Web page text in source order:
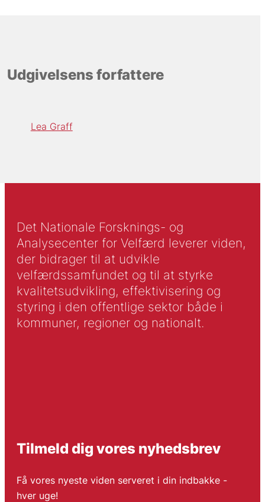
Udgivelsens forfattere
Lea Graff
Det Nationale Forsknings- og
Analysecenter for Velfærd leverer viden,
der bidrager til at udvikle
velfærdssamfundet og til at styrke
kvalitetsudvikling, effektivisering og
styring i den offentlige sektor både i
kommuner, regioner og nationalt.
Tilmeld dig vores nyhedsbrev
Få vores nyeste viden serveret i din indbakke -
hver uge!